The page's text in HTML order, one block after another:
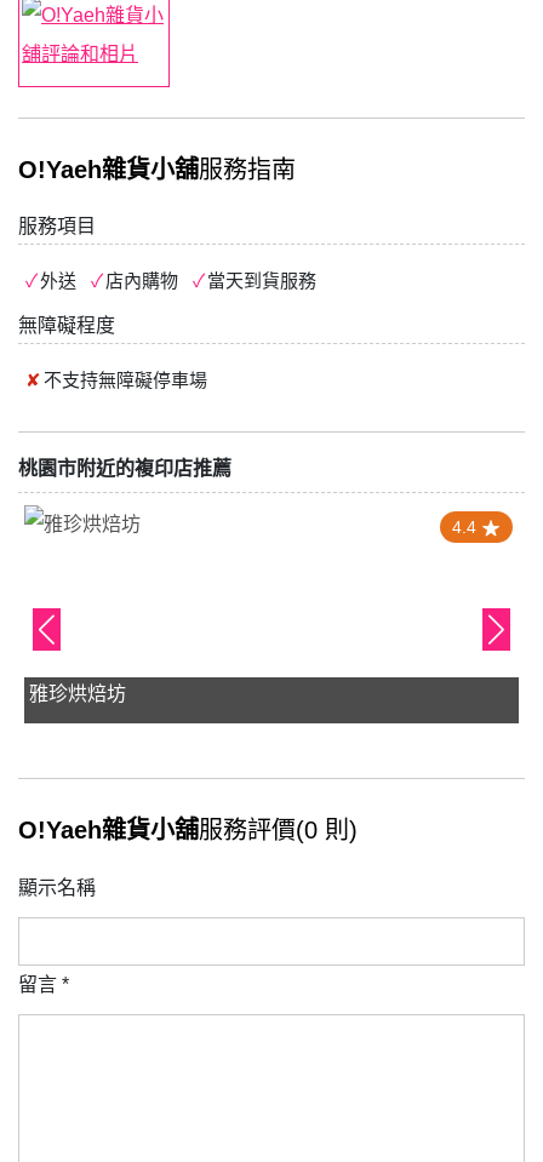
O!Yaeh雜貨小舖服務指南
服務項目
外送 店內購物 當天到貨服務
無障礙程度
不支持無障礙停車場
桃園市附近的複印店推薦
4.4
雅珍烘焙坊
O!Yaeh雜貨小舖服務評價(0 則)
顯示名稱
留言 *